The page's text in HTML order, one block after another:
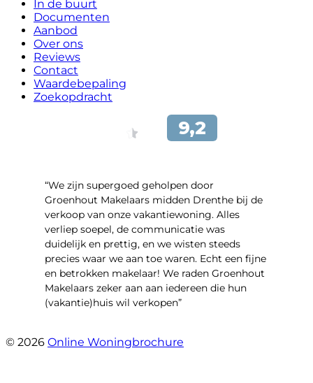
In de buurt
Documenten
Aanbod
Over ons
Reviews
Contact
Waardebepaling
Zoekopdracht
“We zijn supergoed geholpen door
Groenhout Makelaars midden Drenthe bij de
verkoop van onze vakantiewoning. Alles
verliep soepel, de communicatie was
duidelijk en prettig, en we wisten steeds
precies waar we aan toe waren. Echt een fijne
en betrokken makelaar! We raden Groenhout
Makelaars zeker aan aan iedereen die hun
(vakantie)huis wil verkopen”
© 2026 Online Woningbrochure